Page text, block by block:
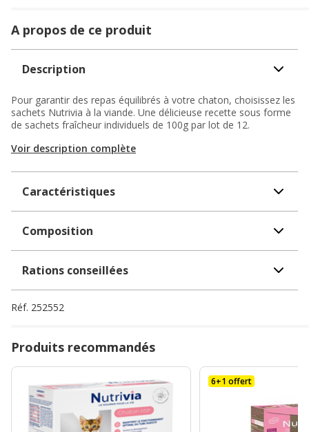
A propos de ce produit
Description
Pour garantir des repas équilibrés à votre chaton, choisissez les
sachets Nutrivia à la viande. Une délicieuse recette sous forme
de sachets fraîcheur individuels de 100g par lot de 12.
Voir description complète
Caractéristiques
Composition
Rations conseillées
Réf. 252552
Produits recommandés
6+1 offert